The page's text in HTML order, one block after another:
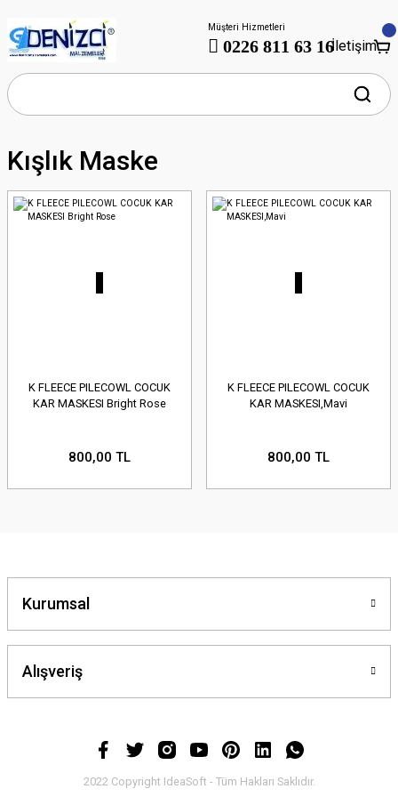
Müşteri Hizmetleri
0226 811 63 16İletişim
Kışlık Maske
K FLEECE PILECOWL COCUK
KAR MASKESI Bright Rose
800,00 TL
K FLEECE PILECOWL COCUK
KAR MASKESI,Mavi
800,00 TL
Kurumsal
Alışveriş
2022 Copyright IdeaSoft - Tüm Hakları Saklıdır.